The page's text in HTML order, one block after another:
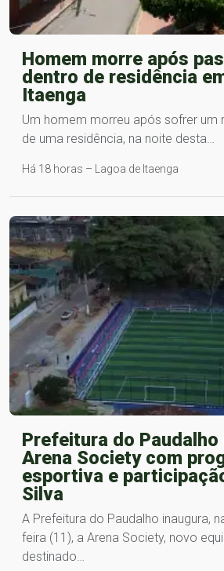
Homem morre após
dentro de residência
Itaenga
Um homem morreu após sofrer um
de uma residência, na noite desta…
Há 18 horas – Lagoa de Itaenga
Prefeitura do Paudalho
Arena Society com
esportiva e
Silva
A Prefeitura do Paudalho inaugura,
feira (11), a Arena Society, novo
destinado…